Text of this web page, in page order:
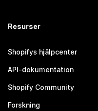
Resurser
Shopifys hjälpcenter
API-dokumentation
Shopify Community
Forskning